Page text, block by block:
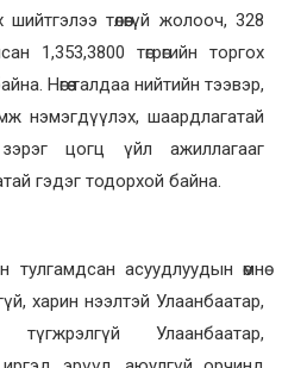
төлөөгүй жолооч, 328
1,353,3800 төгрөгийн торгох
Нөгөө талдаа нийтийн тээвэр,
нэмэгдүүлэх, шаардлагатай
цогц үйл ажиллагааг
гэдэг тодорхой байна.
асуудлуудын өмнө
харин нээлтэй Улаанбаатар,
түгжрэлгүй Улаанбаатар,